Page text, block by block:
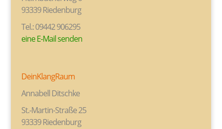
93339 Riedenburg
Tel.: 09442 906295
eine E-Mail senden
DeinKlangRaum
Annabell Ditschke
St.-Martin-Straße 25
93339 Riedenburg